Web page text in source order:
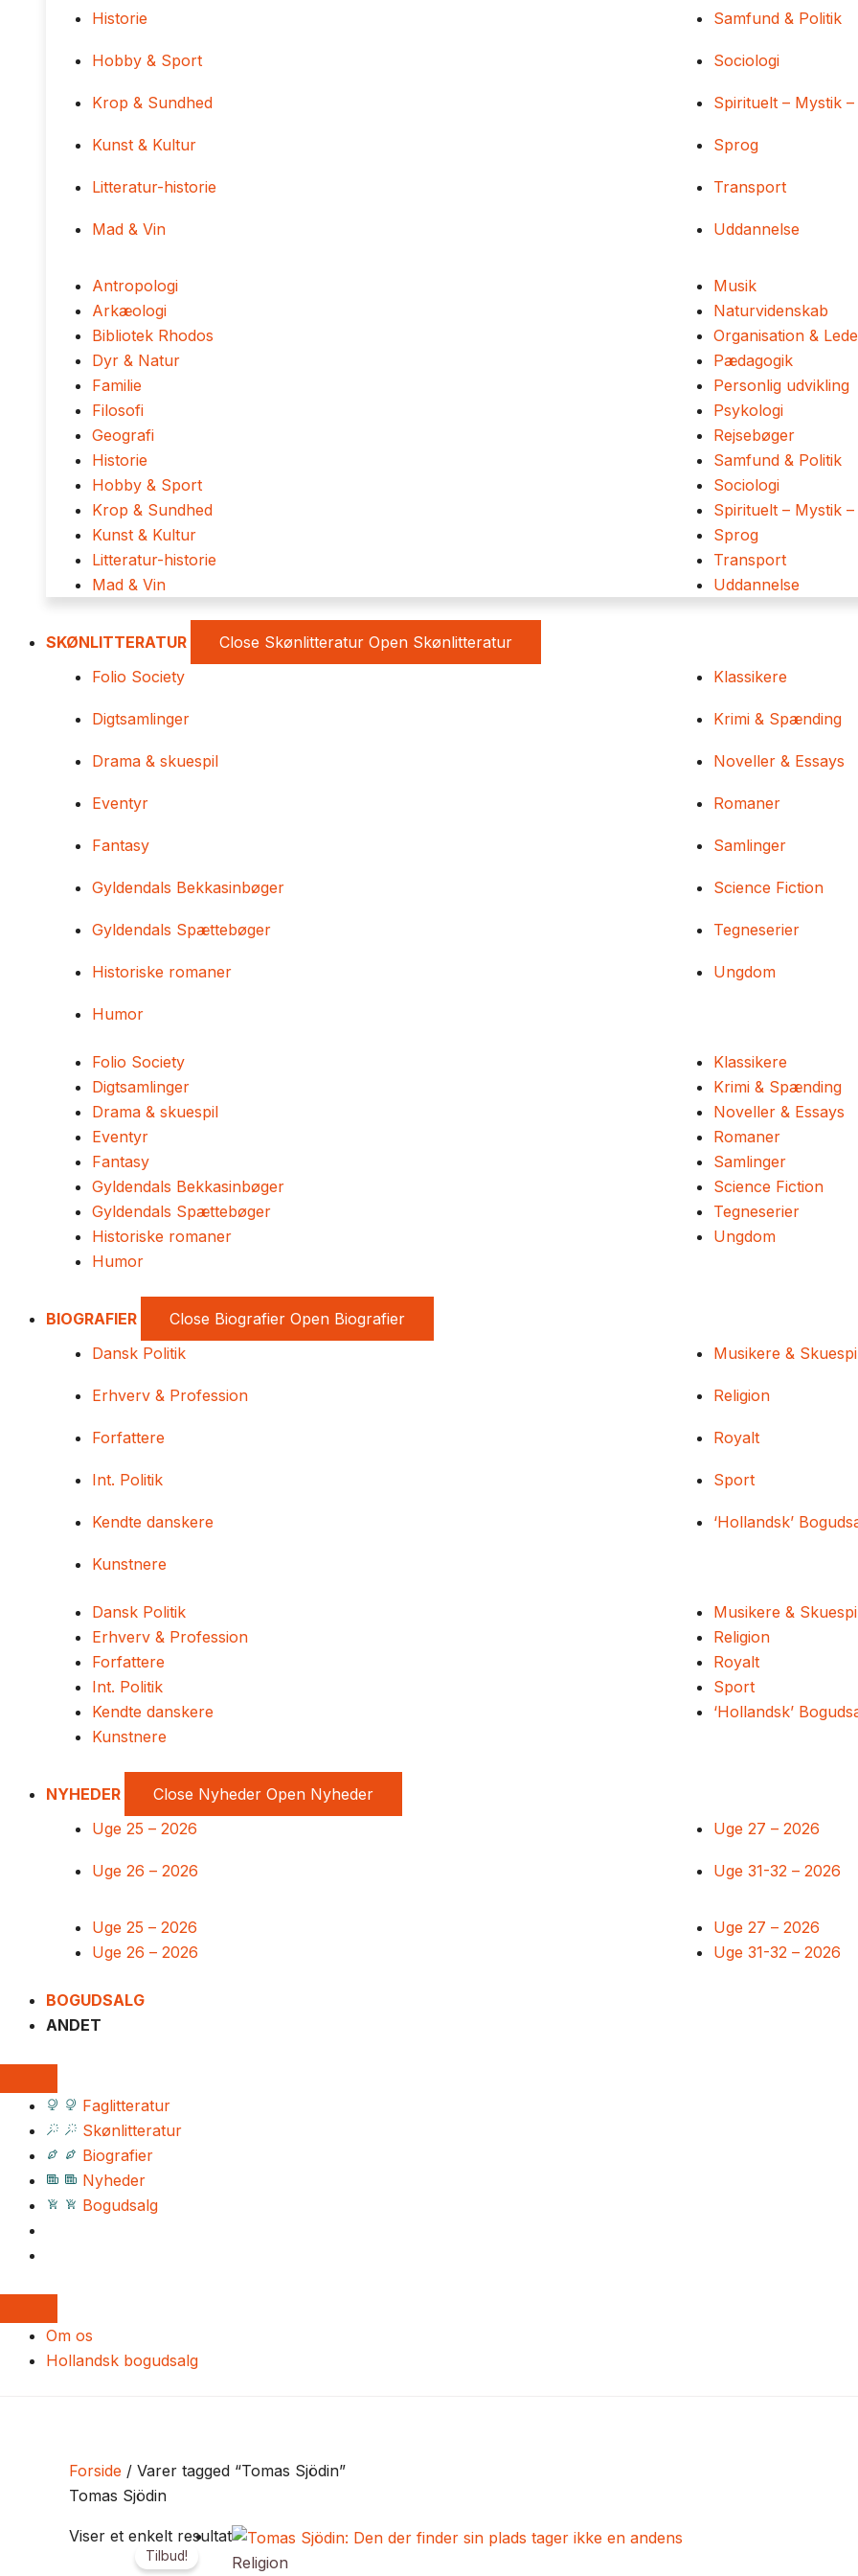
Historie
Hobby & Sport
Krop & Sundhed
Kunst & Kultur
Litteratur-historie
Mad & Vin
Samfund & Politik
Sociologi
Spirituelt – Mystik
Sprog
Transport
Uddannelse
Antropologi
Arkæologi
Bibliotek Rhodos
Dyr & Natur
Familie
Filosofi
Geografi
Historie
Hobby & Sport
Krop & Sundhed
Kunst & Kultur
Litteratur-historie
Mad & Vin
Musik
Naturvidenskab
Organisation &
Pædagogik
Personlig udvikling
Psykologi
Rejsebøger
Samfund & Politik
Sociologi
Spirituelt – Mystik
Sprog
Transport
Uddannelse
SKØNLITTERATUR Close Skønlitteratur Open Skønlitteratur
Folio Society
Digtsamlinger
Drama & skuespil
Eventyr
Fantasy
Gyldendals Bekkasinbøger
Gyldendals Spættebøger
Historiske romaner
Humor
Klassikere
Krimi & Spænding
Noveller & Essays
Romaner
Samlinger
Science Fiction
Tegneserier
Ungdom
Folio Society
Digtsamlinger
Drama & skuespil
Eventyr
Fantasy
Gyldendals Bekkasinbøger
Gyldendals Spættebøger
Historiske romaner
Humor
Klassikere
Krimi & Spænding
Noveller & Essays
Romaner
Samlinger
Science Fiction
Tegneserier
Ungdom
BIOGRAFIER Close Biografier Open Biografier
Dansk Politik
Erhverv & Profession
Forfattere
Int. Politik
Kendte danskere
Kunstnere
Musikere &
Religion
Royalt
Sport
‘Hollandsk’
Dansk Politik
Erhverv & Profession
Forfattere
Int. Politik
Kendte danskere
Kunstnere
Musikere &
Religion
Royalt
Sport
‘Hollandsk’
NYHEDER Close Nyheder Open Nyheder
Uge 25 – 2026
Uge 26 – 2026
Uge 27 – 2026
Uge 31-32 – 2026
Uge 25 – 2026
Uge 26 – 2026
Uge 27 – 2026
Uge 31-32 – 2026
BOGUDSALG
ANDET
Faglitteratur
Skønlitteratur
Biografier
Nyheder
Bogudsalg
Om os
Hollandsk bogudsalg
Forside / Varer tagged “Tomas Sjödin”
Tomas Sjödin
Viser et enkelt resultat
Tilbud! Religion
Den
oprindelige
Den
aktuelle